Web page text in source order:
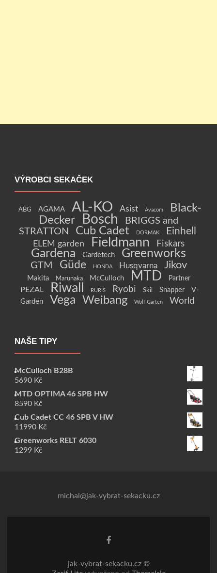
VÝROBCI SEKAČEK
ABG AGAMA AL-KO Asist Avacom
Black-
Decker
Bosch
BRIGGS and
STRATTON
Cub Cadet DORMAK Einhell
ELEM garden Fieldmann Fiskars
Gardena Gardetech Greenworks
GTM Güde HONDA Husqvarna Jikov
Makita Marunaka McCulloch MTD Partner
PEZAL Riwall RURIS Ryobi Skil Snapper
V-
Garden
Vega Weibang Wolf Garten World
NAŠE TIPY
McCulloch B28B
5690 Kč
MTD OPTIMA 46 SPB HW
8590 Kč
Cub Cadet CC 46 SPB V HW
11990 Kč
Greenworks RELT 6030
1299 Kč
michal@jak-vybrat-sekacku.cz
Odkaz Facebook
jak-vybrat-sekacku.cz ©